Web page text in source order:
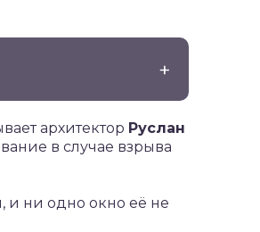
архитектор Руслан
в случае взрыва
и ни одно окно её не